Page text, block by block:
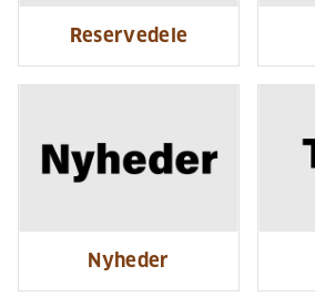
Reservedele
Nyheder